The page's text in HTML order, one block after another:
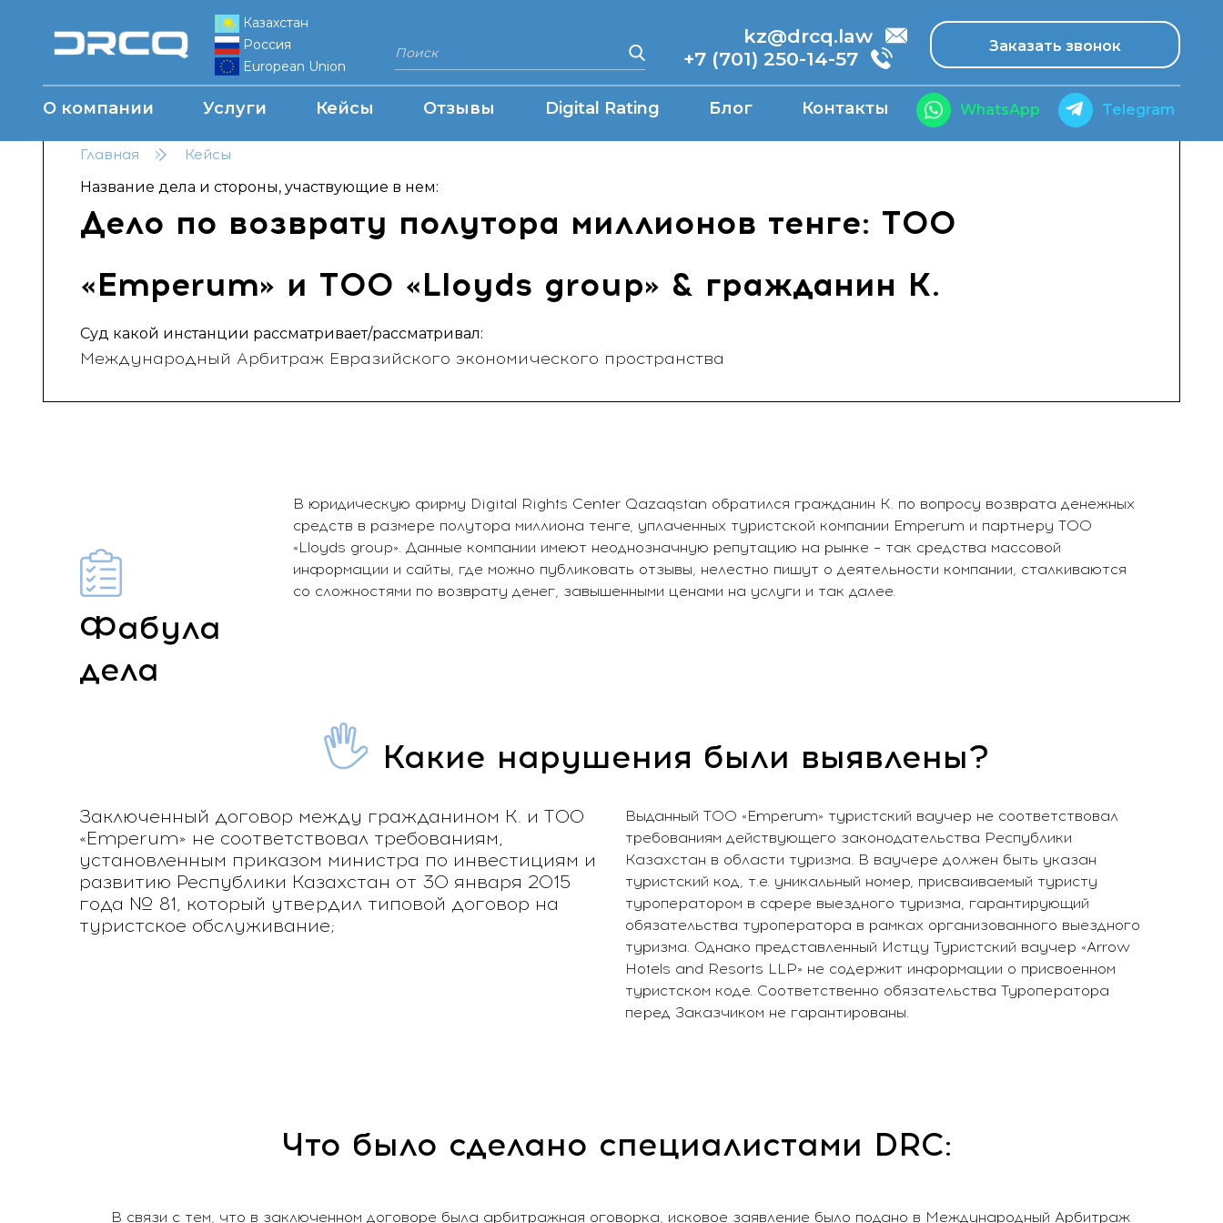
Казахстан
Россия
European Union
kz@drcq.law
+7 (701) 250-14-57
Заказать звонок
О компании Услуги Кейсы Отзывы Digital Rating Блог Контакты WhatsApp Telegram
Главная
Кейсы
Название дела и стороны, участвующие в нем:
Дело по возврату полутора миллионов тенге: ТОО
«Emperum» и ТОО «Lloyds group» & гражданин К.
Суд какой инстанции рассматривает/рассматривал:
Международный Арбитраж Евразийского экономического пространства
Фабула
дела
В юридическую фирму Digital Rights Center Qazaqstan обратился гражданин К. по вопросу возврата денежных
средств в размере полутора миллиона тенге, уплаченных туристской компании Emperum и партнеру ТОО
«Lloyds group». Данные компании имеют неоднозначную репутацию на рынке – так средства массовой
информации и сайты, где можно публиковать отзывы, нелестно пишут о деятельности компании, сталкиваются
со сложностями по возврату денег, завышенными ценами на услуги и так далее.
Какие нарушения были выявлены?
Заключенный договор между гражданином К. и ТОО
«Emperum» не соответствовал требованиям,
установленным приказом министра по инвестициям и
развитию Республики Казахстан от 30 января 2015
года № 81, который утвердил типовой договор на
туристское обслуживание;
Выданный ТОО «Emperum» туристский ваучер не соответствовал
требованиям действующего законодательства Республики
Казахстан в области туризма. В ваучере должен быть указан
туристский код, т.е. уникальный номер, присваиваемый туристу
туроператором в сфере выездного туризма, гарантирующий
обязательства туроператора в рамках организованного выездного
туризма. Однако представленный Истцу Туристский ваучер «Arrow
Hotels and Resorts LLP» не содержит информации о присвоенном
туристском коде. Соответственно обязательства Туроператора
перед Заказчиком не гарантированы.
Что было сделано специалистами DRC:
В связи с тем, что в заключенном договоре была арбитражная оговорка, исковое заявление было подано в Международный Арбитраж